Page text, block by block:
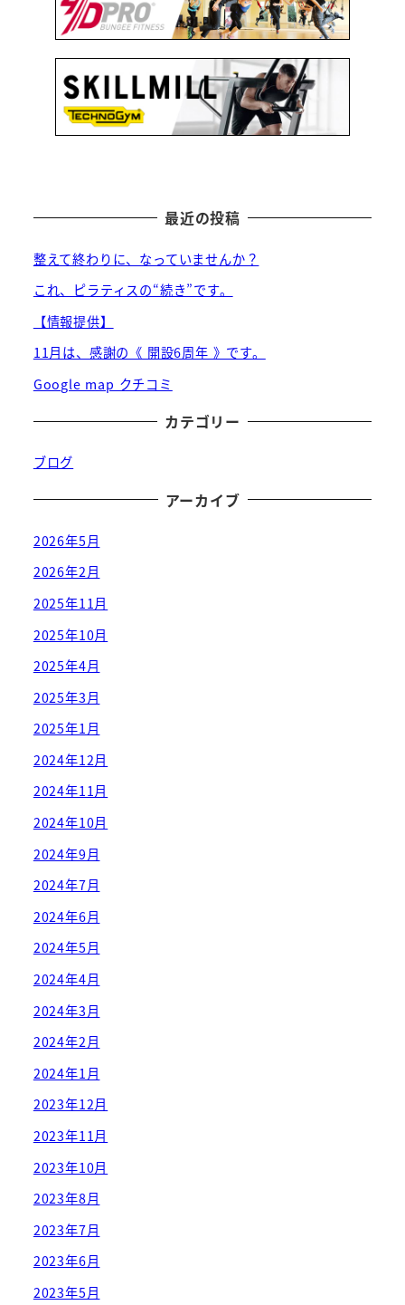
最近の投稿
整えて終わりに、なっていませんか？
これ、ピラティスの“続き”です。
【情報提供】
11月は、感謝の《 開設6周年 》です。
Google map クチコミ
カテゴリー
ブログ
アーカイブ
2026年5月
2026年2月
2025年11月
2025年10月
2025年4月
2025年3月
2025年1月
2024年12月
2024年11月
2024年10月
2024年9月
2024年7月
2024年6月
2024年5月
2024年4月
2024年3月
2024年2月
2024年1月
2023年12月
2023年11月
2023年10月
2023年8月
2023年7月
2023年6月
2023年5月